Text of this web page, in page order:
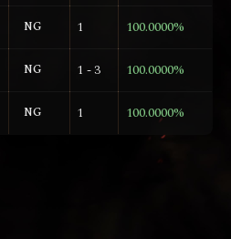
NG 1 100.0000%
NG 1 - 3 100.0000%
NG 1 100.0000%